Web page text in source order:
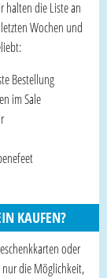
halten die Liste an
Wochen und
Bestellung
im Sale
KAUFEN?
oder
nur die Möglichkeit,